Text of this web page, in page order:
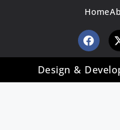
Home
Design &